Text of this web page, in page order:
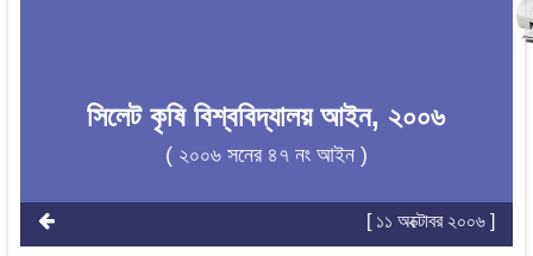
সিলেট কৃষি বিশ্ববিদ্যালয় আইন, ২০০৬
( ২০০৬ সনের ৪৭ নং আইন )
[ ১১ অক্টোবর ২০০৬ ]